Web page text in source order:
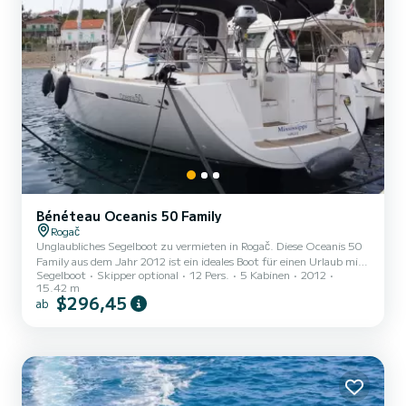
Bénéteau Oceanis 50 Family
Rogač
Unglaubliches Segelboot zu vermieten in Rogač. Diese Oceanis 50
Family aus dem Jahr 2012 ist ein ideales Boot für einen Urlaub mit
Familie oder Freunden. Auf diesem 15 Meter langen Segelboot
werden Sie eine außergewöhnliche Kreuzfahrt erleben. Sie können
während der Kreuzfahrt bis zu 12 Passagiere unterbringen und die
einem Rollgroßsegel und einer Rollgenua ausgestat...
Segelboot Skipper optional 12 Pers. 5 Kabinen
2012
15.42 m
ab $296,45